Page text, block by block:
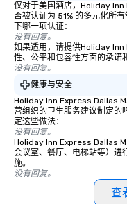
仅对于美国酒店，Holiday
否被认证为 51% 的多元化所
下哪一项认证：
没有回复。
如果适用，请提供Holiday
性、公平和包容性方面的承诺
没有回复。
健康与安全
Holiday Inn Express Dallas
营组织的卫生服务建议制定的
定这些做法：
没有回复。
Holiday Inn Express Dallas
会议室、餐厅、电梯站等）进
施。
没有回复。
查